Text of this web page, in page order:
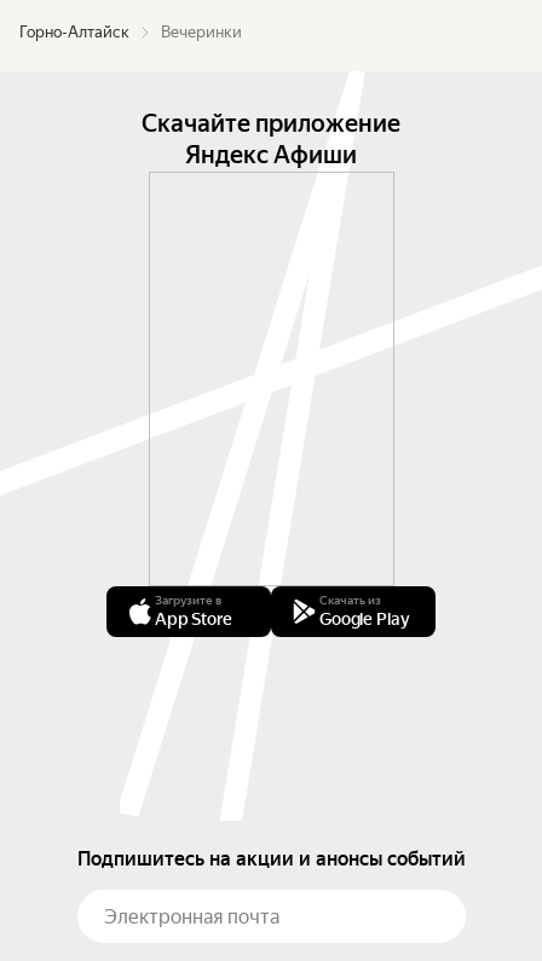
Горно-Алтайск Вечеринки
Скачайте приложение
Яндекс Афиши
Загрузите в
App Store
Скачать из
Google Play
Подпишитесь на акции и анонсы событий